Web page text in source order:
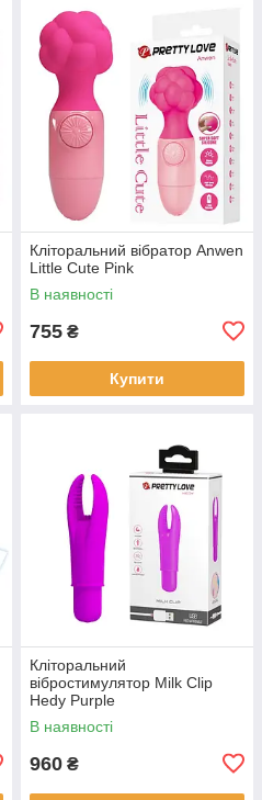
Кліторальний вібратор Anwen
Little Cute Pink
В наявності
755 ₴
Купити
Кліторальний
вібростимулятор Milk Clip
Hedy Purple
В наявності
960 ₴